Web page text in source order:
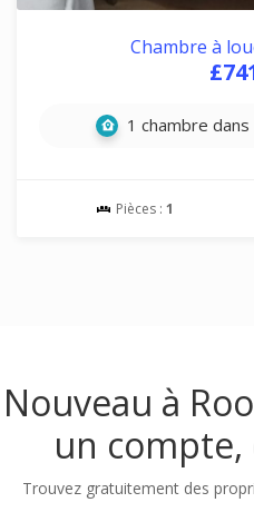
Chambre à
1 chambre
Pièces : 1
Nouveau à
un
Trouvez gratuitement des